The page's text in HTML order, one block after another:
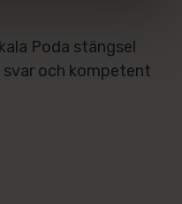
Poda stängsel
svar och kompetent